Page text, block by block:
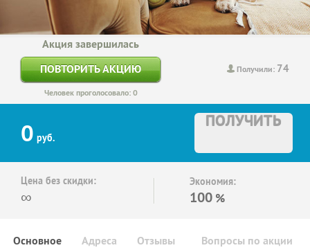
Получили: 74
Акция завершилась
ПОВТОРИТЬ АКЦИЮ
Человек проголосовало: 0
0 руб.
ПОЛУЧИТЬ
Цена без скидки:
∞
Экономия:
100 %
Основное Отзывы Вопросы по акции
Адреса